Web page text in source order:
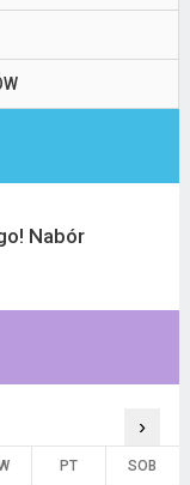
Nabór
›
PT SOB